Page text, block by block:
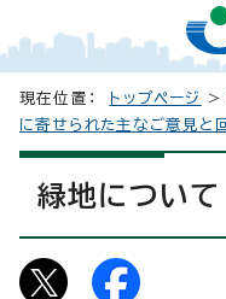
現在位置： トップページ
に寄せられた主なご意見と
緑地について